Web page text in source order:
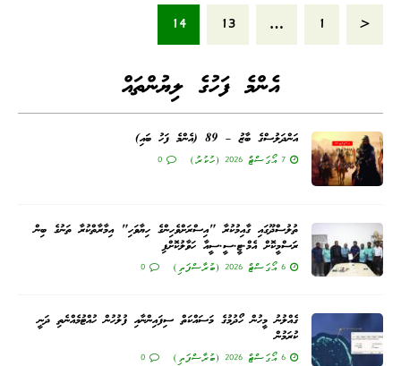
«
1
…
13
14
އެންމެ ފަހުގެ ލިޔުންތައް
އަންދަލުސްގެ ބާޒު – 89 (އެންމެ ފަހު ބައި)
7 އޯގަސްޓް 2026 (ހުކުރު) 0
ތުލުސްދޫގައި ގާއިމުކުރާ "އިސްރަށްވެހިންގެ ހިޔާވަހި" އިމާރާތްކުރާ ތަނުގެ ބިން
ރަސްމީކޮށް އެމް.ޓީ.ސީ.ސީއާ ހަވާލުކޮށްފި
6 އޯގަސްޓް 2026 (ބުރާސްފަތި) 0
ގެއްލުނު މީހުން ހޯދުމުގެ މަސައްކަތް ސިފައިންނާއި ފުލުހުން ހުއްޓުމެއްނެތި ދަނީ
ކުރަމުން
6 އޯގަސްޓް 2026 (ބުރާސްފަތި) 0